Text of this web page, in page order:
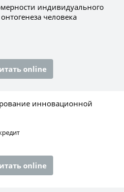
индивидуального
человека
online
инновационной
online